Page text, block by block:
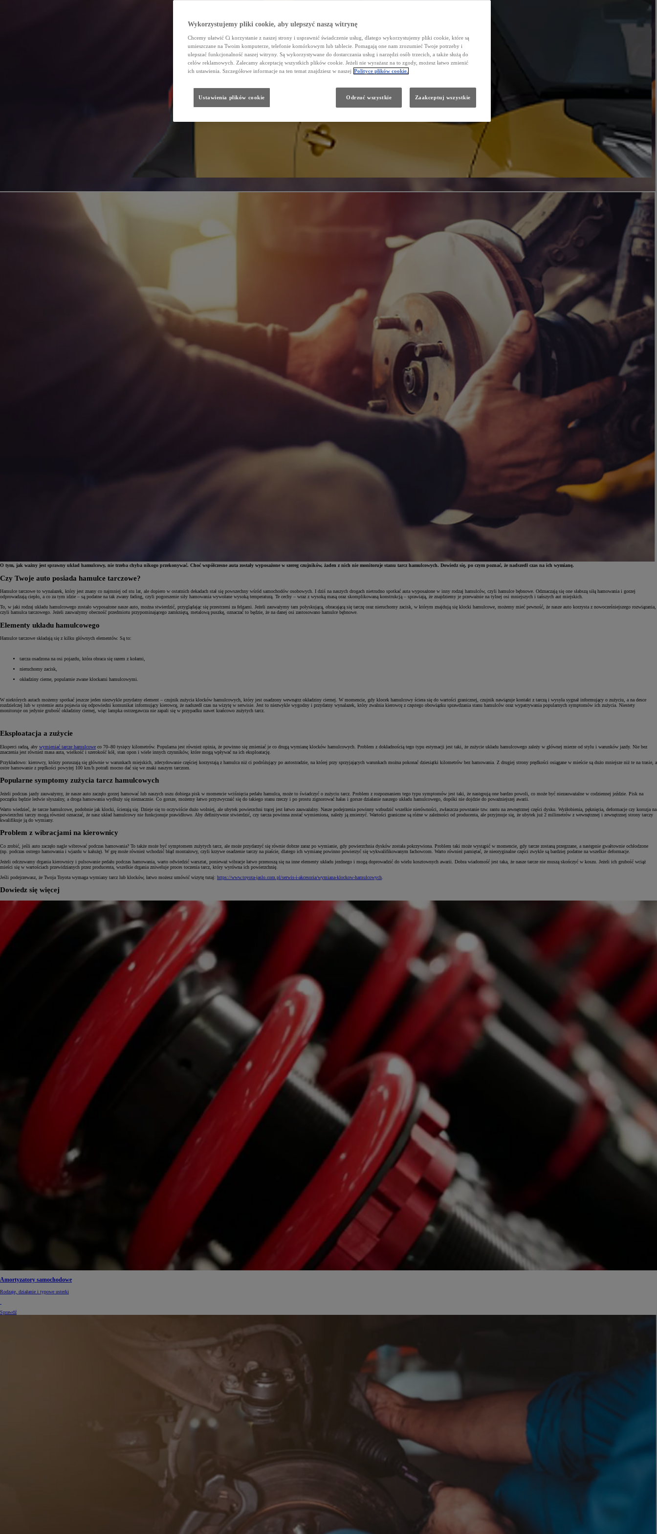
Od81 900 zł
Yaris Cross
HYBRID
O tym, jak ważny jest sprawny układ hamulcowy, nie trzeba chyba nikogo przekonywać. Choć współczesne auta zostały wyposażone w szereg czujników, żaden z nich nie monitoruje stanu tarcz hamulcowych. Dowiedz się, po czym poznać, że nadszedł czas na ich wymianę.
Czy Twoje auto posiada hamulce tarczowe?
Hamulce tarczowe to wynalazek, który jest znany co najmniej od stu lat, ale dopiero w ostatnich dekadach stał się powszechny wśród samochodów osobowych. I dziś na naszych drogach nietrudno spotkać auta wyposażone w inny rodzaj hamulców, czyli hamulce bębnowe. Odznaczają się one słabszą siłą hamowania i gorzej
odprowadzają ciepło, a co za tym idzie – są podatne na tak zwany fading, czyli pogorszenie siły hamowania wywołane wysoką temperaturą. Te cechy – wraz z wysoką masą oraz skomplikowaną konstrukcją – sprawiają, że znajdziemy je przeważnie na tylnej osi mniejszych i tańszych aut miejskich.
To, w jaki rodzaj układu hamulcowego zostało wyposażone nasze auto, można stwierdzić, przyglądając się przestrzeni za felgami. Jeżeli zauważymy tam połyskującą, obracającą się tarczę oraz nieruchomy zacisk, w którym znajdują się klocki hamulcowe, możemy mieć pewność, że nasze auto korzysta z nowocześniejszego rozwiązania,
czyli hamulca tarczowego. Jeżeli zauważymy obecność przedmiotu przypominającego zamkniętą, metalową puszkę, oznaczać to będzie, że na danej osi zastosowano hamulce bębnowe.
Elementy układu hamulcowego
Hamulce tarczowe składają się z kilku głównych elementów. Są to:
tarcza osadzona na osi pojazdu, która obraca się razem z kołami,
nieruchomy zacisk,
okładziny cierne, popularnie zwane klockami hamulcowymi.
W niektórych autach możemy spotkać jeszcze jeden niezwykle przydatny element – czujnik zużycia klocków hamulcowych, który jest osadzony wewnątrz okładziny ciernej. W momencie, gdy klocek hamulcowy ściera się do wartości granicznej, czujnik nawiązuje kontakt z tarczą i wysyła sygnał informujący o zużyciu, a na desce
rozdzielczej lub w systemie auta pojawia się odpowiedni komunikat informujący kierowcę, że nadszedł czas na wizytę w serwisie. Jest to niezwykle wygodny i przydatny wynalazek, który zwalnia kierowcę z częstego obowiązku sprawdzania stanu hamulców oraz wypatrywania popularnych symptomów ich zużycia. Niestety
monitoruje on jedynie grubość okładziny ciernej, więc lampka ostrzegawcza nie zapali się w przypadku nawet krańcowo zużytych tarcz.
Eksploatacja a zużycie
Eksperci radzą, aby wymieniać tarcze hamulcowe co 70–80 tysięcy kilometrów. Popularna jest również opinia, że powinno się zmieniać je co drugą wymianę klocków hamulcowych. Problem z dokładnością tego typu estymacji jest taki, że zużycie układu hamulcowego zależy w głównej mierze od stylu i warunków jazdy. Nie bez
znaczenia jest również masa auta, wielkość i szerokość kół, stan opon i wiele innych czynników, które mogą wpływać na ich eksploatację.
Przykładowo: kierowcy, którzy poruszają się głównie w warunkach miejskich, zdecydowanie częściej korzystają z hamulca niż ci podróżujący po autostradzie, na której przy sprzyjających warunkach można pokonać dziesiątki kilometrów bez hamowania. Z drugiej strony prędkości osiągane w mieście są dużo mniejsze niż te na trasie, a
ostre hamowanie z prędkości powyżej 100 km/h potrafi mocno dać się we znaki naszym tarczom.
Popularne symptomy zużycia tarcz hamulcowych
Jeżeli podczas jazdy zauważymy, że nasze auto zaczęło gorzej hamować lub naszych uszu dobiega pisk w momencie wciśnięcia pedału hamulca, może to świadczyć o zużyciu tarcz. Problem z rozpoznaniem tego typu symptomów jest taki, że następują one bardzo powoli, co może być niezauważalne w codziennej jeździe. Pisk na
początku będzie ledwie słyszalny, a droga hamowania wydłuży się nieznacznie. Co gorsze, możemy łatwo przyzwyczaić się do takiego stanu rzeczy i po prostu zignorować hałas i gorsze działanie naszego układu hamulcowego, dopóki nie dojdzie do poważniejszej awarii.
Warto wiedzieć, że tarcze hamulcowe, podobnie jak klocki, ścierają się. Dzieje się to oczywiście dużo wolniej, ale ubytek powierzchni trącej jest łatwo zauważalny. Nasze podejrzenia powinny wzbudzić wszelkie nierówności, zwłaszcza powstanie tzw. rantu na zewnętrznej części dysku. Wyżłobienia, pęknięcia, deformacje czy korozja na
powierzchni tarczy mogą również oznaczać, że nasz układ hamulcowy nie funkcjonuje prawidłowo. Aby definitywnie stwierdzić, czy tarcza powinna zostać wymieniona, należy ją zmierzyć. Wartości graniczne są różne w zależności od producenta, ale przyjmuje się, że ubytek już 2 milimetrów z wewnętrznej i zewnętrznej strony tarczy
kwalifikuje ją do wymiany.
Problem z wibracjami na kierownicy
Co zrobić, jeśli auto zaczęło nagle wibrować podczas hamowania? To także może być symptomem zużytych tarcz, ale może przydarzyć się równie dobrze zaraz po wymianie, gdy powierzchnia dysków została pokrzywiona. Problem taki może wystąpić w momencie, gdy tarcze zostaną przegrzane, a następnie gwałtownie ochłodzone
(np. podczas ostrego hamowania i wjazdu w kałużę). W grę może również wchodzić błąd montażowy, czyli krzywe osadzenie tarczy na piaście, dlatego ich wymianę powinno powierzyć się wykwalifikowanym fachowcom. Warto również pamiętać, że nieoryginalne części zwykle są bardziej podatne na wszelkie deformacje.
Jeżeli odczuwamy drgania kierownicy i pulsowanie pedału podczas hamowania, warto odwiedzić warsztat, ponieważ wibracje łatwo przenoszą się na inne elementy układu jezdnego i mogą doprowadzić do wielu kosztownych awarii. Dobra wiadomość jest taka, że nasze tarcze nie muszą skończyć w koszu. Jeżeli ich grubość wciąż
mieści się w wartościach przewidzianych przez producenta, wszelkie drgania zniweluje proces toczenia tarcz, który wyrówna ich powierzchnię.
Jeśli podejrzewasz, że Twoja Toyota wymaga wymiany tarcz lub klocków, łatwo możesz umówić wizytę tutaj: https://www.toyota-jaslo.com.pl/serwis-i-akcesoria/wymiana-klockow-hamulcowych
Dowiedz się więcej
Amortyzatory samochodowe
Rodzaje, działanie i typowe usterki
Sprawdź
Wykorzystujemy pliki cookie, aby ulepszyć naszą witrynę
Chcemy ułatwić Ci korzystanie z naszej strony i usprawnić świadczenie usług, dlatego wykorzystujemy pliki cookie, które są
umieszczane na Twoim komputerze, telefonie komórkowym lub tablecie. Pomagają one nam zrozumieć Twoje potrzeby i
ulepszać funkcjonalność naszej witryny. Są wykorzystywane do dostarczania usług i narzędzi osób trzecich, a także służą do
celów reklamowych. Zalecamy akceptację wszystkich plików cookie. Jeżeli nie wyrażasz na to zgody, możesz łatwo zmienić
ich ustawienia. Szczegółowe informacje na ten temat znajdziesz w naszej Polityce plików cookie.
Odrzuć wszystkie Zaakceptuj wszystkie
Ustawienia plików cookie